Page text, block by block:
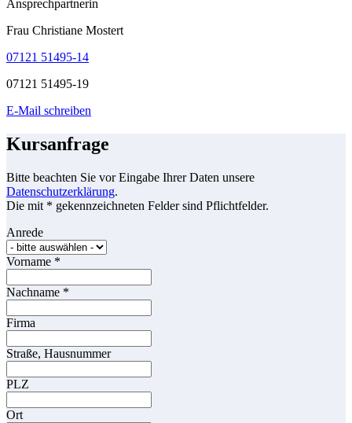
Ansprechpartnerin
Frau Christiane Mostert
07121 51495-14
07121 51495-19
E-Mail schreiben
Kursanfrage
Bitte beachten Sie vor Eingabe Ihrer Daten unsere
Datenschutzerklärung.
Die mit * gekennzeichneten Felder sind Pflichtfelder.
Anrede
Vorname *
Nachname *
Firma
Straße, Hausnummer
PLZ
Ort